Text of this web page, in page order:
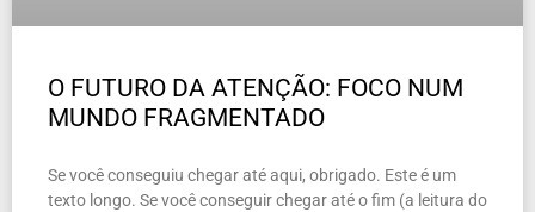
O FUTURO DA ATENÇÃO: FOCO NUM
MUNDO FRAGMENTADO
Se você conseguiu chegar até aqui, obrigado. Este é um
texto longo. Se você conseguir chegar até o fim (a leitura do